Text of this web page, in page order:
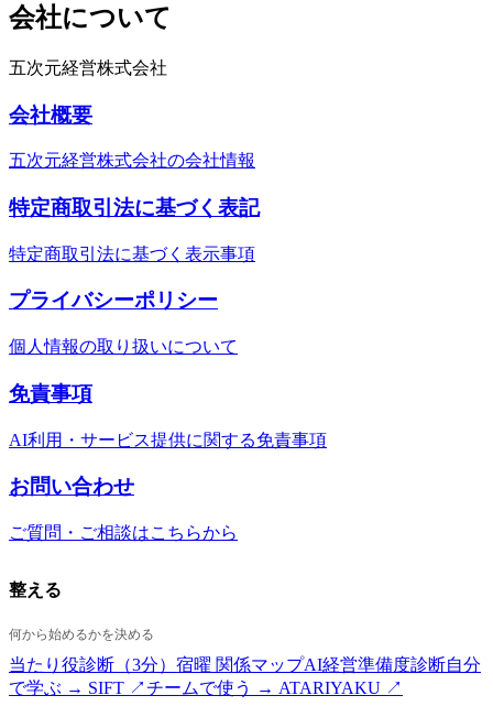
会社について
五次元経営株式会社
会社概要
五次元経営株式会社の会社情報
特定商取引法に基づく表記
特定商取引法に基づく表示事項
プライバシーポリシー
個人情報の取り扱いについて
免責事項
AI利用・サービス提供に関する免責事項
お問い合わせ
ご質問・ご相談はこちらから
整える
何から始めるかを決める
当たり役診断（3分） 宿曜 関係マップAI経営準備度診断自分
で学ぶ → SIFT ↗チームで使う → ATARIYAKU ↗